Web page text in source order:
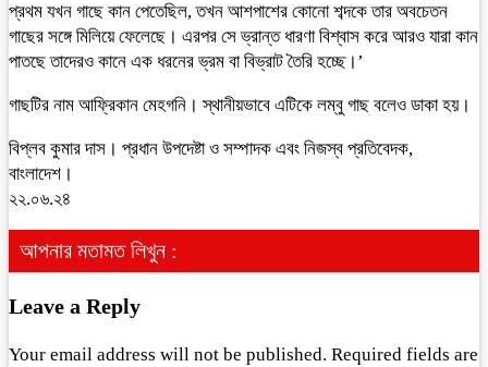
প্রথম যখন গাছে কান পেতেছিল, তখন আশপাশের কোনো শব্দকে তার অবচেতন
গাছের সঙ্গে মিলিয়ে ফেলেছে। এরপর সে ভ্রান্ত ধারণা বিশ্বাস করে আরও যারা কান
পাতছে তাদেরও কানে এক ধরনের ভ্রম বা বিভ্রাট তৈরি হচ্ছে।’
গাছটির নাম আফ্রিকান মেহগনি। স্থানীয়ভাবে এটিকে লম্বু গাছ বলেও ডাকা হয়।
বিপ্লব কুমার দাস। প্রধান উপদেষ্টা ও সম্পাদক এবং নিজস্ব প্রতিবেদক,
বাংলাদেশ।
২২.০৬.২৪
আপনার মতামত লিখুন :
Leave a Reply
Your email address will not be published. Required fields are